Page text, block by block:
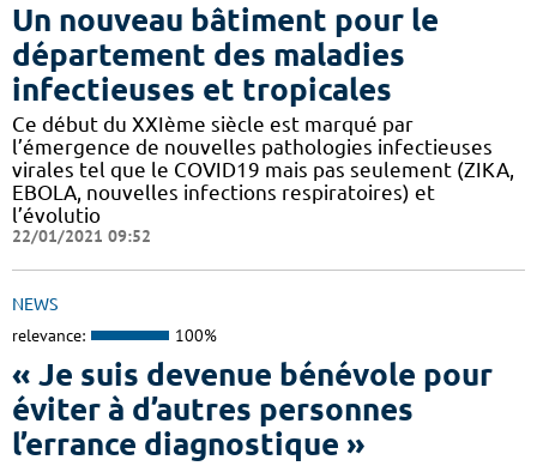
Un nouveau bâtiment pour le
département des maladies
infectieuses et tropicales
Ce début du XXIème siècle est marqué par
l’émergence de nouvelles pathologies infectieuses
virales tel que le COVID19 mais pas seulement (ZIKA,
EBOLA, nouvelles infections respiratoires) et
l’évolutio
22/01/2021 09:52
NEWS
relevance: 100%
« Je suis devenue bénévole pour
éviter à d’autres personnes
l’errance diagnostique »